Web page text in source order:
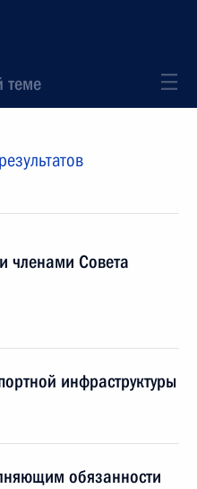
теме
членами Совета
инфраструктуры
обязанности